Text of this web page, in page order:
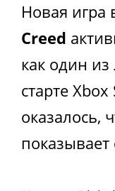
Новая игра
Creed
как один
старте
оказалось,
показывает